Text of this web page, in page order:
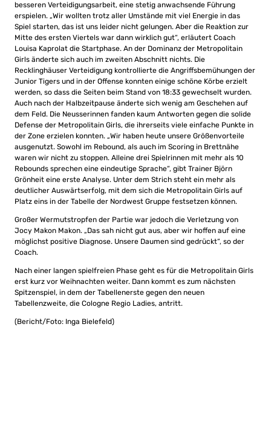
besseren Verteidigungsarbeit, eine stetig anwachsende Führung
erspielen. „Wir wollten trotz aller Umstände mit viel Energie in das
Spiel starten, das ist uns leider nicht gelungen. Aber die Reaktion zur
Mitte des ersten Viertels war dann wirklich gut“, erläutert Coach
Louisa Kaprolat die Startphase. An der Dominanz der Metropolitain
Girls änderte sich auch im zweiten Abschnitt nichts. Die
Recklinghäuser Verteidigung kontrollierte die Angriffsbemühungen der
Junior Tigers und in der Offense konnten einige schöne Körbe erzielt
werden, so dass die Seiten beim Stand von 18:33 gewechselt wurden.
Auch nach der Halbzeitpause änderte sich wenig am Geschehen auf
dem Feld. Die Neusserinnen fanden kaum Antworten gegen die solide
Defense der Metropolitain Girls, die ihrerseits viele einfache Punkte in
der Zone erzielen konnten. „Wir haben heute unsere Größenvorteile
ausgenutzt. Sowohl im Rebound, als auch im Scoring in Brettnähe
waren wir nicht zu stoppen. Alleine drei Spielrinnen mit mehr als 10
Rebounds sprechen eine eindeutige Sprache“, gibt Trainer Björn
Grönheit eine erste Analyse. Unter dem Strich steht ein mehr als
deutlicher Auswärtserfolg, mit dem sich die Metropolitain Girls auf
Platz eins in der Tabelle der Nordwest Gruppe festsetzen können.
Großer Wermutstropfen der Partie war jedoch die Verletzung von
Jocy Makon Makon. „Das sah nicht gut aus, aber wir hoffen auf eine
möglichst positive Diagnose. Unsere Daumen sind gedrückt“, so der
Coach.
Nach einer langen spielfreien Phase geht es für die Metropolitain Girls
erst kurz vor Weihnachten weiter. Dann kommt es zum nächsten
Spitzenspiel, in dem der Tabellenerste gegen den neuen
Tabellenzweite, die Cologne Regio Ladies, antritt.
(Bericht/Foto: Inga Bielefeld)